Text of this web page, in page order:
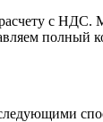
с
полный